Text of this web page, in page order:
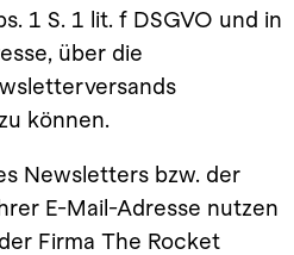
1 S. 1 lit. f DSGVO und in
über die
können.
Newsletters bzw. der
E-Mail-Adresse nutzen
Firma The Rocket